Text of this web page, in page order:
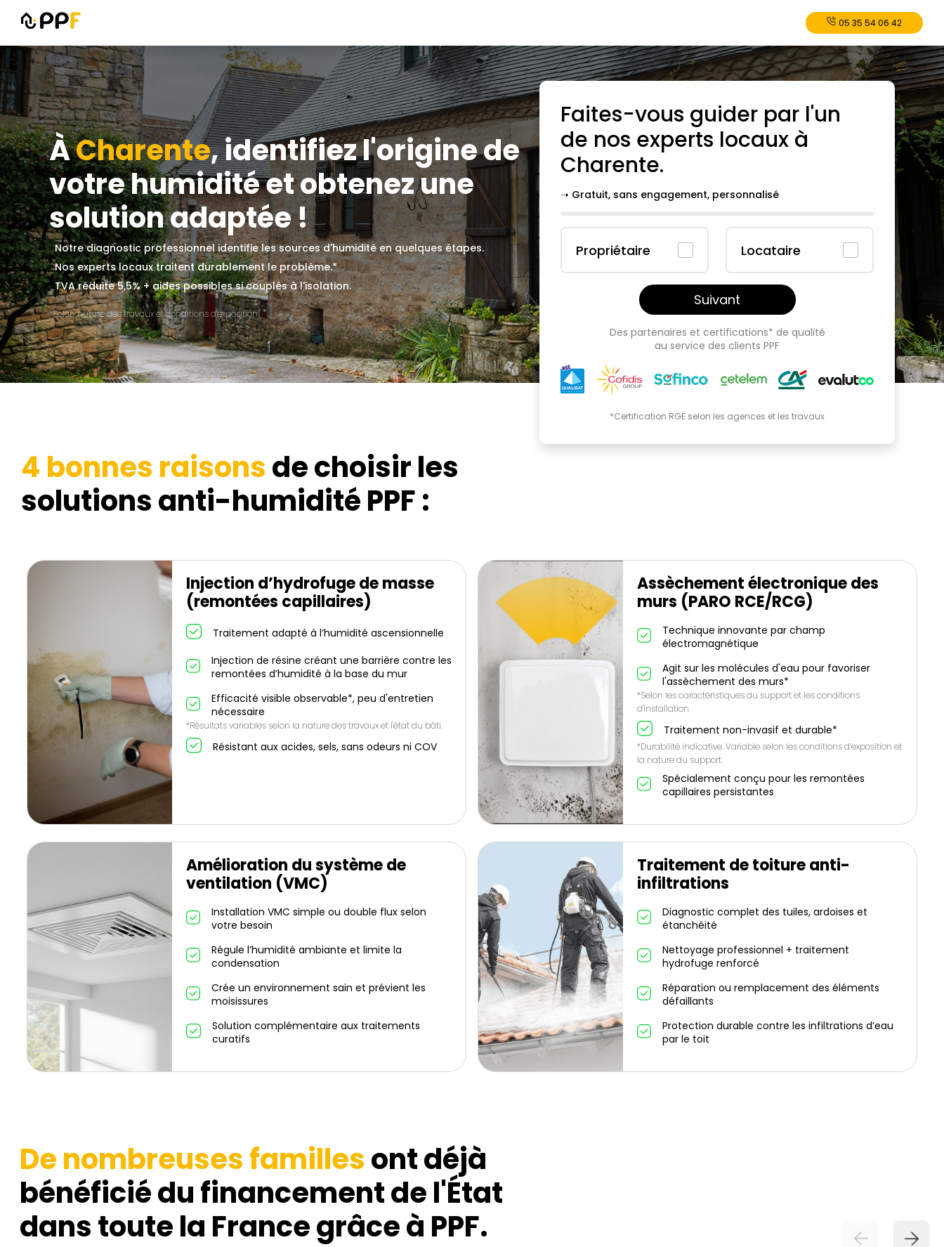
05 35 54 06 42
ÀCharente, identifiez l'origine de
votre humidité et obtenez une
solution adaptée !
Notre diagnostic professionnel identifie les sources d'humidité en quelques étapes.
Nos experts locaux traitent durablement le problème.*
TVA réduite 5,5% + aides possibles si couplés à l'isolation.
*Selon nature des travaux et conditions d'exposition.
Faites-vous guider par l'un
de nos experts locaux à
Charente.
➝ Gratuit, sans engagement, personnalisé
Propriétaire Locataire
Suivant
Des partenaires et certifications* de qualité
au service des clients PPF
*Certification RGE selon les agences et les travaux
4 bonnes raisonsde choisir les
solutions anti-humidité PPF :
Injection d’hydrofuge de masse
(remontées capillaires)
Traitement adapté à l’humidité ascensionnelle
Injection de résine créant une barrière contre les
remontées d’humidité à la base du mur
Efficacité visible observable*, peu d'entretien
nécessaire
*Résultats variables selon la nature des travaux et l'état du bâti.
Résistant aux acides, sels, sans odeurs ni COV
Assèchement électronique des
murs (PARO RCE/RCG)
Technique innovante par champ
électromagnétique
Agit sur les molécules d'eau pour favoriser
l'assèchement des murs*
*Selon les caractéristiques du support et les conditions
d'installation.
Traitement non-invasif et durable*
*Durabilité indicative. Variable selon les conditions d’exposition et
la nature du support.
Spécialement conçu pour les remontées
capillaires persistantes
Amélioration du système de
ventilation (VMC)
Installation VMC simple ou double flux selon
votre besoin
Régule l’humidité ambiante et limite la
condensation
Crée un environnement sain et prévient les
moisissures
Solution complémentaire aux traitements
curatifs
Traitement de toiture anti-
infiltrations
Diagnostic complet des tuiles, ardoises et
étanchéité
Nettoyage professionnel + traitement
hydrofuge renforcé
Réparation ou remplacement des éléments
défaillants
Protection durable contre les infiltrations d’eau
par le toit
De nombreuses famillesont déjà
bénéficié du financement de l'État
dans toute la France grâce à PPF.